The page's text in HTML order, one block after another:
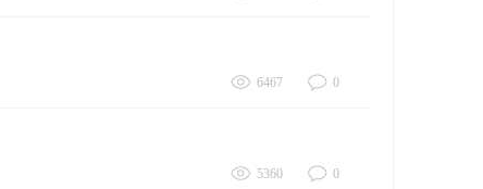
6467 0
5360 0